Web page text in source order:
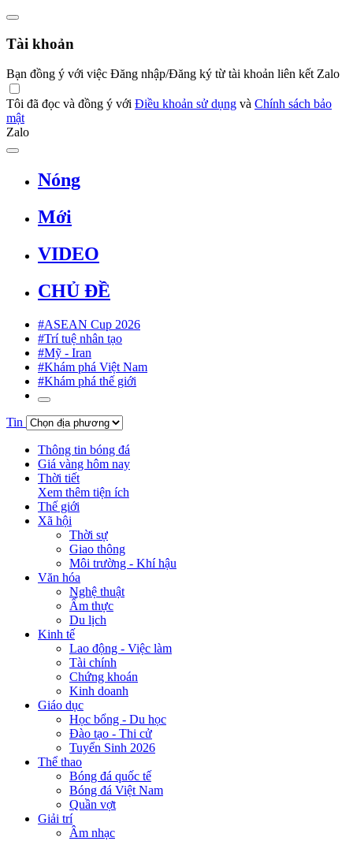
Tài khoản
Bạn đồng ý với việc Đăng nhập/Đăng ký từ tài khoản liên kết Zalo
Tôi đã đọc và đồng ý với Điều khoản sử dụng và Chính sách bảo
mật
Zalo
Nóng
Mới
VIDEO
CHỦ ĐỀ
#ASEAN Cup 2026
#Trí tuệ nhân tạo
#Mỹ - Iran
#Khám phá Việt Nam
#Khám phá thế giới
Tin
Thông tin bóng đá
Giá vàng hôm nay
Thời tiết
Xem thêm tiện ích
Thế giới
Xã hội
Thời sự
Giao thông
Môi trường - Khí hậu
Văn hóa
Nghệ thuật
Ẩm thực
Du lịch
Kinh tế
Lao động - Việc làm
Tài chính
Chứng khoán
Kinh doanh
Giáo dục
Học bổng - Du học
Đào tạo - Thi cử
Tuyển Sinh 2026
Thể thao
Bóng đá quốc tế
Bóng đá Việt Nam
Quần vợt
Giải trí
Âm nhạc